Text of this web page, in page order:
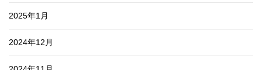
2025年1月
2024年12月